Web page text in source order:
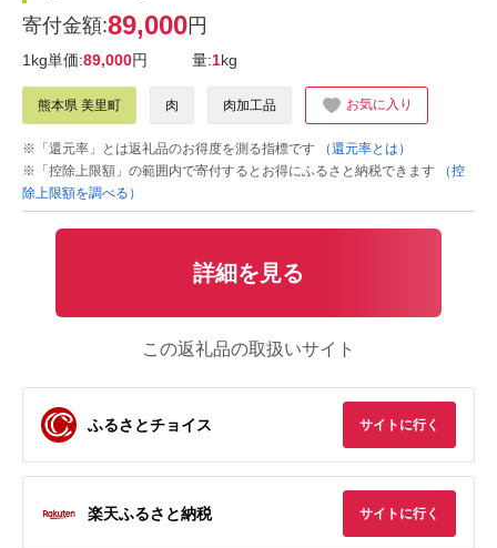
寄付金額:89,000円
1kg単価:89,000円 量:1kg
熊本県 美里町 肉 肉加工品 お気に入り
※「還元率」とは返礼品のお得度を測る指標です
（還元率とは）
※「控除上限額」の範囲内で寄付するとお得にふるさと納税できます
（控
除上限額を調べる）
詳細を見る
この返礼品の取扱いサイト
ふるさとチョイス サイトに行く
楽天ふるさと納税 サイトに行く